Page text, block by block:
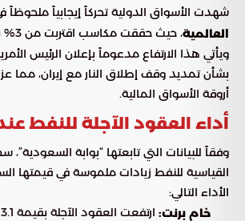
شهدت الأسواق الدولية تحركاً إيجابياً ملحوظاً
العالمية
، حيث
ويأتي هذا الارتفاع مدعوماً بإعلان الرئيس
بشأن تمديد وقف إطلاق النار مع إيران، مما
أروقة الأسواق المالية.
أداء العقود الآجلة للنفط
وفقاً للبيانات التي تابعتها “بوابة
القياسية للنفط زيادات ملموسة في قيمتها
الأداء التالي:
خام برنت: